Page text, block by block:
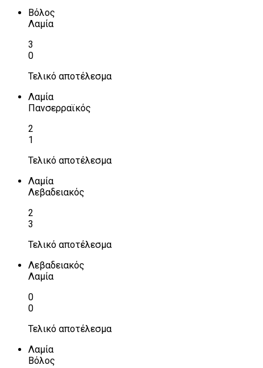
Βόλος
Λαμία
3
0
Τελικό αποτέλεσμα
Λαμία
Πανσερραϊκός
2
1
Τελικό αποτέλεσμα
Λαμία
Λεβαδειακός
2
3
Τελικό αποτέλεσμα
Λεβαδειακός
Λαμία
0
0
Τελικό αποτέλεσμα
Λαμία
Βόλος